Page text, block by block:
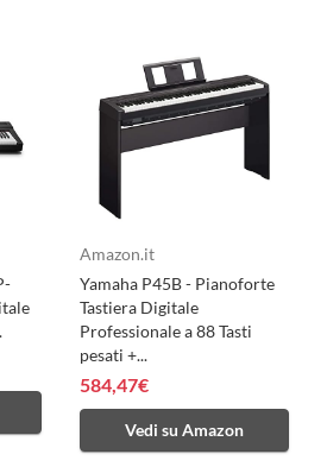
Amazon.it
Yamaha P45B - Pianoforte
Tastiera Digitale
Professionale a 88 Tasti
pesati +...
584,47€
Vedi su Amazon